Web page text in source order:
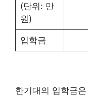
(단위: 만
원)
입학금
한기대의 입학금